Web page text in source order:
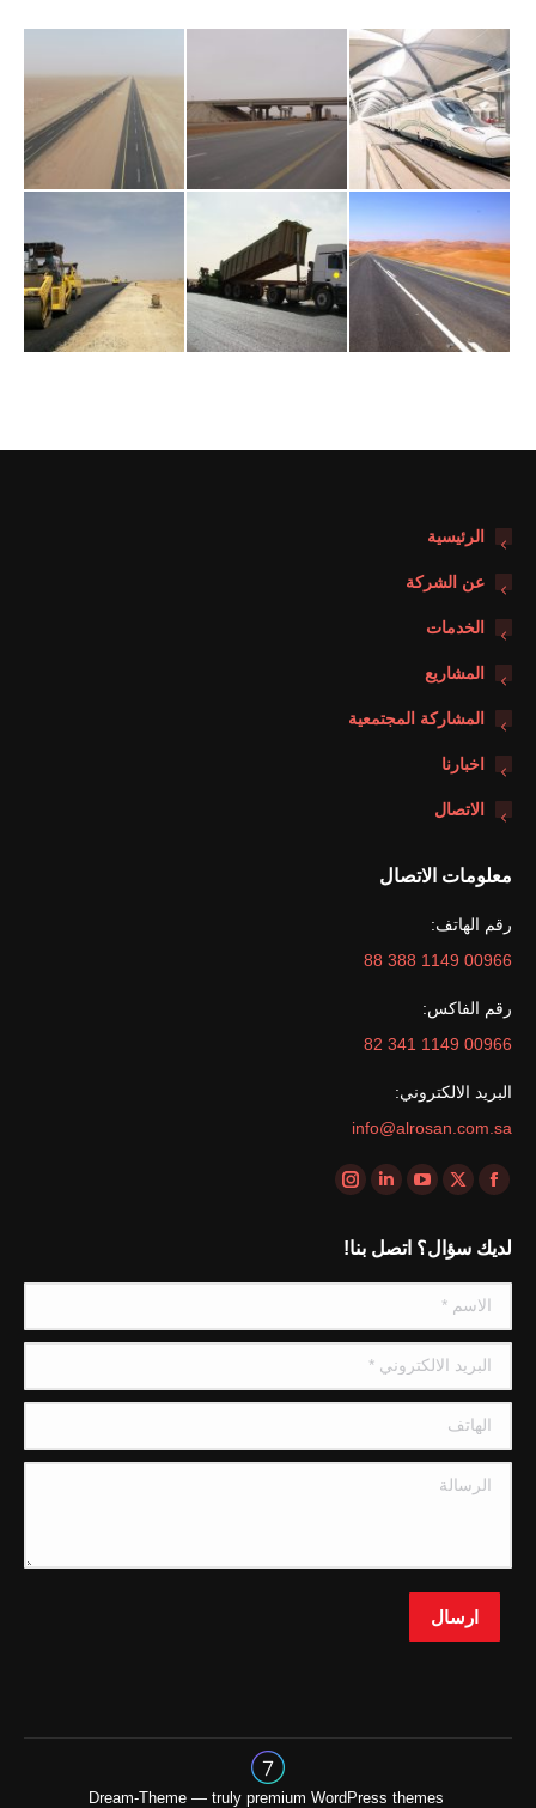
الرئيسية
عن الشركة
الخدمات
المشاريع
المشاركة المجتمعية
اخبارنا
الاتصال
معلومات الاتصال
رقم الهاتف:
00966 1149 388 88
رقم الفاكس:
00966 1149 341 82
البريد الالكتروني:
info@alrosan.com.sa
Find us on:
Facebook
opens
in
new
window
X
opens
in
new
window
YouTube
opens
in
window
Linkedin
opens
in
window
Instagram
opens
in
window
لديك سؤال؟ اتصل بنا!
الاسم *
البريد الالكتروني *
الهاتف
الرسالة
ارسال
premium WordPress themes